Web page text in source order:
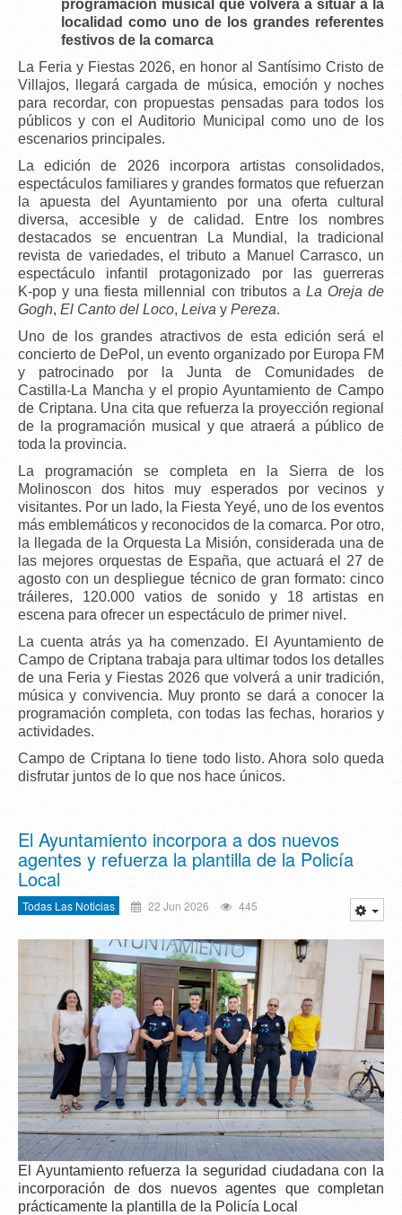
programación musical que volverá a situar a la
localidad como uno de los grandes referentes
festivos de la comarca
La Feria y Fiestas 2026, en honor al Santísimo Cristo de
Villajos, llegará cargada de música, emoción y noches
para recordar, con propuestas pensadas para todos los
públicos y con elAuditorio Municipal
como uno de los
escenarios principales.
La edición de 2026 incorpora artistas consolidados,
espectáculos familiares y grandes formatos que refuerzan
la apuesta del Ayuntamiento por una oferta cultural
diversa, accesible y de calidad. Entre los nombres
destacados se encuentran
La Mundial , la tradicional
revista de variedades, el tributo a Manuel Carrasco, un
espectáculo infantil protagonizado por las guerreras
K‑pop y unafiesta millennial con tributos a La Oreja de
Gogh, El Canto del Loco, Leiva y Pereza.
Uno de los grandes atractivos de esta edición será el
concierto de DePol , un evento organizado por Europa FM
y patrocinado por la Junta de Comunidades de
Castilla‑La Mancha y el propio Ayuntamiento de Campo
de Criptana. Una cita que refuerza la proyección regional
de la programación musical y que atraerá a público de
toda la provincia.
La programación se completa en la Sierra de los
Molinoscon dos hitos muy esperados por vecinos y
visitantes. Por un lado, la Fiesta Yeyé, uno de los eventos
más emblemáticos y reconocidos de la comarca. Por otro,
la llegada de la Orquesta La Misión, considerada una de
las mejores orquestas de España, que actuará el 27 de
agosto con un despliegue técnico de gran formato: cinco
tráileres, 120.000 vatios de sonido y 18 artistas en
escena para ofrecer un espectáculo de primer nivel.
La cuenta atrás ya ha comenzado. El Ayuntamiento de
Campo de Criptana trabaja para ultimar todos los detalles
de una Feria y Fiestas 2026 que volverá a unir tradición,
música y convivencia. Muy pronto se dará a conocer la
programación completa, con todas las fechas, horarios y
actividades.
Campo de Criptana lo tiene todo listo. Ahora solo queda
disfrutar juntos de lo que nos hace únicos.
El Ayuntamiento incorpora a dos nuevos
agentes y refuerza la plantilla de la Policía
Local
Todas Las Noticias 22 Jun 2026 445
El Ayuntamiento refuerza la seguridad ciudadana con la
incorporación de dos nuevos agentes que completan
prácticamente la plantilla de la Policía Local